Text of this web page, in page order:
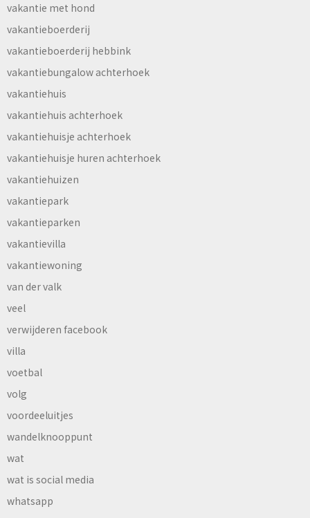
vakantie met hond
vakantieboerderij
vakantieboerderij hebbink
vakantiebungalow achterhoek
vakantiehuis
vakantiehuis achterhoek
vakantiehuisje achterhoek
vakantiehuisje huren achterhoek
vakantiehuizen
vakantiepark
vakantieparken
vakantievilla
vakantiewoning
van der valk
veel
verwijderen facebook
villa
voetbal
volg
voordeeluitjes
wandelknooppunt
wat
wat is social media
whatsapp